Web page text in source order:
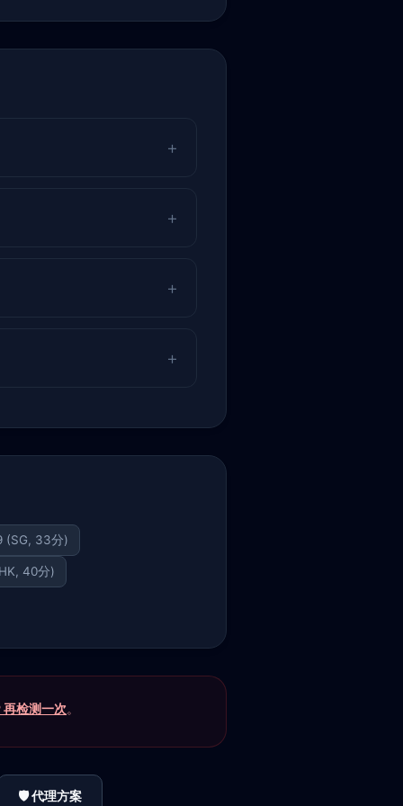
(SG, 33分)
40分)
再检测一次。
🛡️ 代理方案